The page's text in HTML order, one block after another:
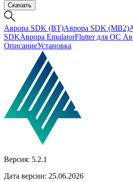
Скачать
Аврора SDK (BT)Аврора SDK (MB2)
SDKАврора EmulatorFlutter для ОС
ОписаниеУстановка
Версия: 5.2.1
Дата версии: 25.06.2026